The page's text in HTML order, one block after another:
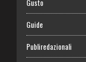
Gusto
Guide
Publiredazionali